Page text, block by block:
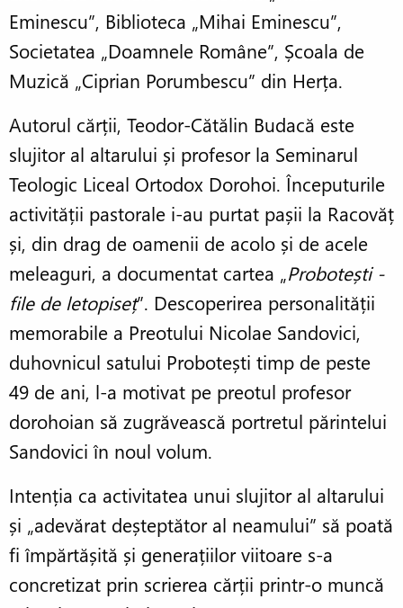
Eminescu”, Biblioteca „Mihai Eminescu”,
Societatea „Doamnele Române”, Școala de
Muzică „Ciprian Porumbescu” din Herța.
Autorul cărții, Teodor-Cătălin Budacă este
slujitor al altarului și profesor la Seminarul
Teologic Liceal Ortodox Dorohoi. Începuturile
activității pastorale i-au purtat pașii la Racovăț
și, din drag de oamenii de acolo și de acele
meleaguri, a documentat cartea „Probotești -
file de letopiseț”. Descoperirea personalității
memorabile a Preotului Nicolae Sandovici,
duhovnicul satului Probotești timp de peste
49 de ani, l-a motivat pe preotul profesor
dorohoian să zugrăvească portretul părintelui
Sandovici în noul volum.
Intenția ca activitatea unui slujitor al altarului
și „adevărat deșteptător al neamului” să poată
fi împărtășită și generațiilor viitoare s-a
concretizat prin scrierea cărții printr-o muncă